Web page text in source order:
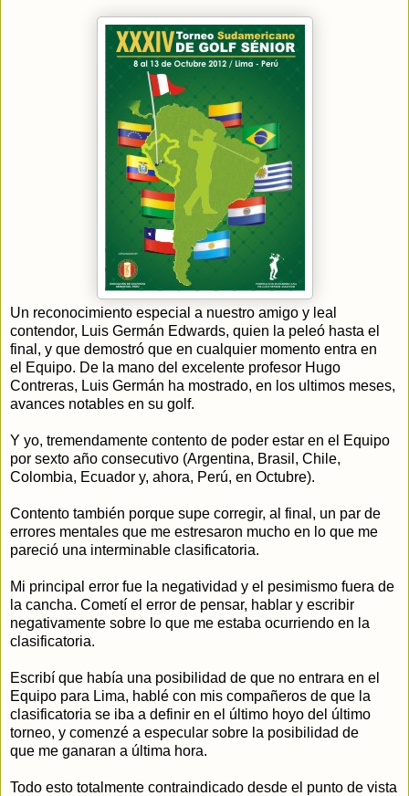
Un reconocimiento especial a nuestro amigo y leal
contendor, Luis Germán Edwards, quien la peleó hasta el
final, y que demostró que en cualquier momento entra en
el Equipo. De la mano del excelente profesor Hugo
Contreras, Luis Germán ha mostrado, en los ultimos meses,
avances notables en su golf.
Y yo, tremendamente contento de poder estar en el Equipo
por sexto año consecutivo (Argentina, Brasil, Chile,
Colombia, Ecuador y, ahora, Perú, en Octubre).
Contento también porque supe corregir, al final, un par de
errores mentales que me estresaron mucho en lo que me
pareció una interminable clasificatoria.
Mi principal error fue la negatividad y el pesimismo fuera de
la cancha. Cometí el error de pensar, hablar y escribir
negativamente sobre lo que me estaba ocurriendo en la
clasificatoria.
Escribí que había una posibilidad de que no entrara en el
Equipo para Lima, hablé con mis compañeros de que la
clasificatoria se iba a definir en el último hoyo del último
torneo, y comenzé a especular sobre la posibilidad de
que me ganaran a última hora.
Todo esto totalmente contraindicado desde el punto de vista